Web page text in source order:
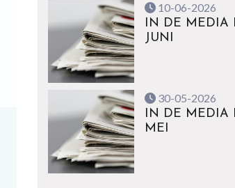
10-06-2026
IN DE MEDIA
JUNI
30-05-2026
IN DE MEDIA
MEI